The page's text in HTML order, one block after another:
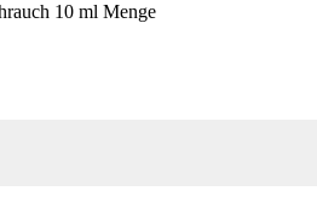
10 ml Menge